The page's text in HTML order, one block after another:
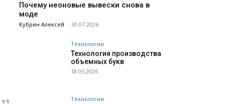
Почему неоновые вывески снова в
моде
Кубрин Алексей - 30.07.2026
Технологии
Технология производства
объемных букв
18.05.2026
Технологии